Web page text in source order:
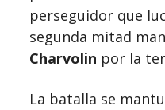
perseguidor que
segunda mitad
Charvolin por la
La batalla se